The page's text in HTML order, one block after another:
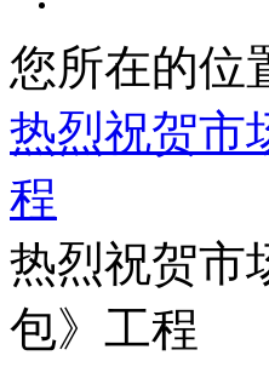
您所在的位
热烈祝贺市
程
热烈祝贺市
包》工程